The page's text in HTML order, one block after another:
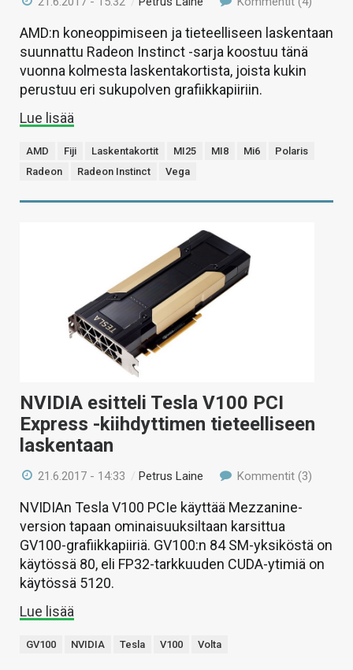
AMD:n koneoppimiseen ja tieteelliseen laskentaan
suunnattu Radeon Instinct -sarja koostuu tänä
vuonna kolmesta laskentakortista, joista kukin
perustuu eri sukupolven grafiikkapiiriin.
Lue lisää
AMD Fiji Laskentakortit MI25 MI8 Mi6
Polaris
Radeon
Radeon Instinct Vega
NVIDIA esitteli Tesla V100 PCI
Express -kiihdyttimen tieteelliseen
laskentaan
21.6.2017 - 14:33 / Petrus Laine Kommentit (3)
NVIDIAn Tesla V100 PCIe käyttää Mezzanine-
version tapaan ominaisuuksiltaan karsittua
GV100-grafiikkapiiriä. GV100:n 84 SM-yksiköstä on
käytössä 80, eli FP32-tarkkuuden CUDA-ytimiä on
käytössä 5120.
Lue lisää
GV100 NVIDIA Tesla V100 Volta